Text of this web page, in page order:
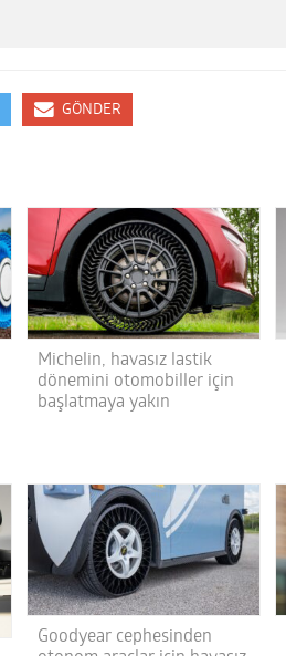
GÖNDER
Michelin, havasız lastik
dönemini otomobiller için
başlatmaya yakın
Goodyear cephesinden